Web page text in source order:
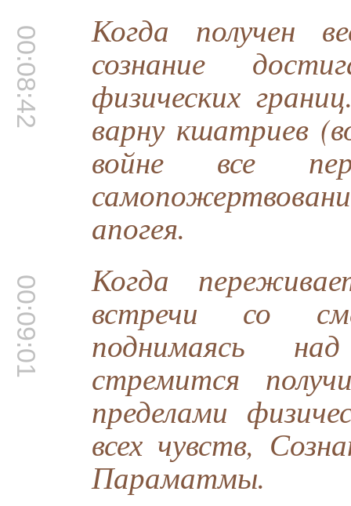
00:08:42 Когда получен
сознание
физических
варну кшатриев
войне все
апогея.
00:09:01 Когда
встречи со
поднимаясь
стремится
пределами
всех чувств,
Параматмы.